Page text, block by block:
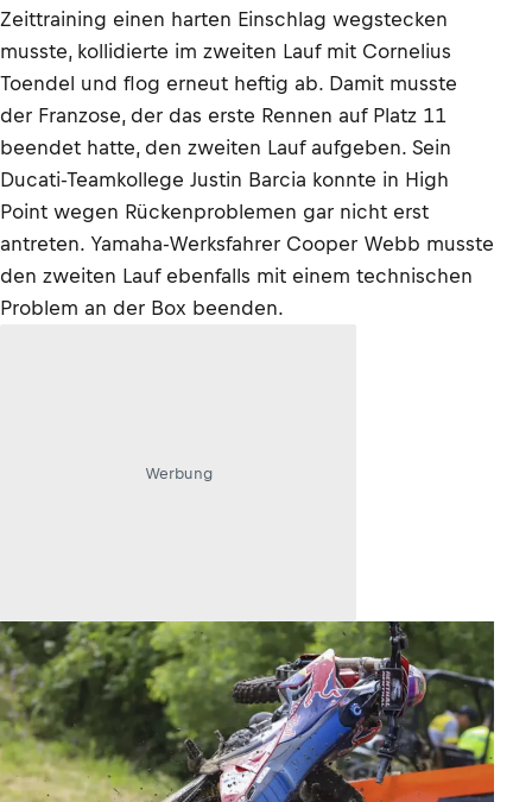
Zeittraining einen harten Einschlag wegstecken
musste, kollidierte im zweiten Lauf mit Cornelius
Toendel und flog erneut heftig ab. Damit musste
der Franzose, der das erste Rennen auf Platz 11
beendet hatte, den zweiten Lauf aufgeben. Sein
Ducati-Teamkollege Justin Barcia konnte in High
Point wegen Rückenproblemen gar nicht erst
antreten. Yamaha-Werksfahrer Cooper Webb musste
den zweiten Lauf ebenfalls mit einem technischen
Problem an der Box beenden.
Werbung